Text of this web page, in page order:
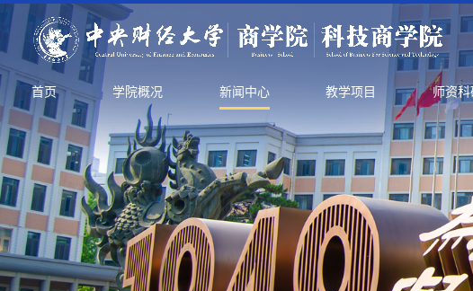
首页 学院概况 新闻中心 教学项目 师资科